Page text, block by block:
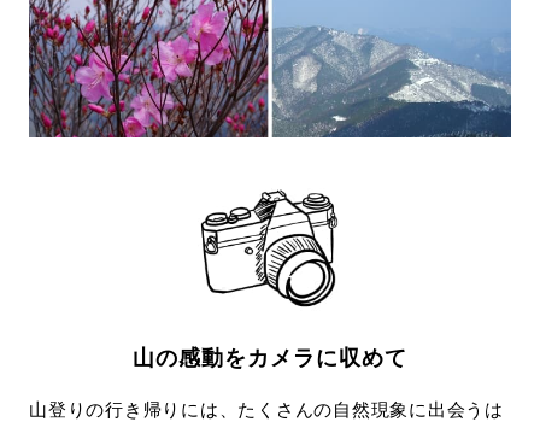
山の感動をカメラに収めて
山登りの行き帰りには、たくさんの自然現象に出会うは